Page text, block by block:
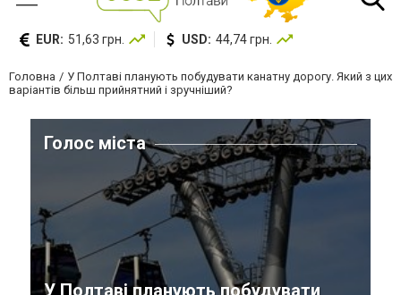
EUR: 51,63 грн. USD: 44,74 грн.
Головна
У Полтаві планують побудувати канатну дорогу. Який з цих
варіантів більш прийнятний і зручніший?
Голос міста
У Полтаві планують побудувати